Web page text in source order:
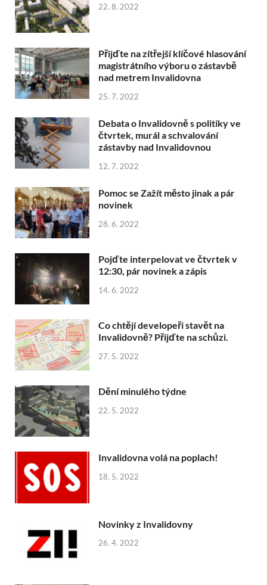
22. 8. 2022
Přijďte na zítřejší klíčové hlasování
magistrátního výboru o zástavbě
nad metrem Invalidovna
25. 7. 2022
Debata o Invalidovně s politiky ve
čtvrtek, murál a schvalování
zástavby nad Invalidovnou
12. 7. 2022
Pomoc se Zažít město jinak a pár
novinek
28. 6. 2022
Pojďte interpelovat ve čtvrtek v
12:30, pár novinek a zápis
14. 6. 2022
Co chtějí developeři stavět na
Invalidovně? Přijďte na schůzi.
27. 5. 2022
Dění minulého týdne
22. 5. 2022
Invalidovna volá na poplach!
18. 5. 2022
Novinky z Invalidovny
26. 4. 2022